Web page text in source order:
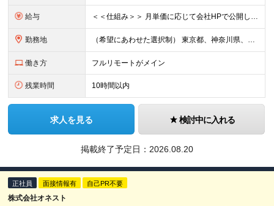
給与 ＜＜仕組み＞＞ 月単価に応じて会社HPで公開しているテーブルにもとづき毎月決定されます！ https://www.tech4u.dev/payroll ＜＜実績＞＞ 平均年収実績：590万円 ＜＜
勤務地 （希望にあわせた選択制） 東京都、神奈川県、埼玉県、千葉県、大阪府、兵庫県、京都府、愛知県、福岡県の各プロジェクト先 ・フル／ハイブリッドリモート案件あり ・転勤なし ・U・Iターンも歓迎＆支援可能
働き方 フルリモートがメイン
残業時間 10時間以内
求人を見る 検討中に入れる
掲載終了予定日： 2026.08.20
正社員 面接情報有 自己PR不要
株式会社オネスト